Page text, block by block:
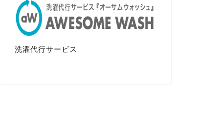
洗濯代行サービス